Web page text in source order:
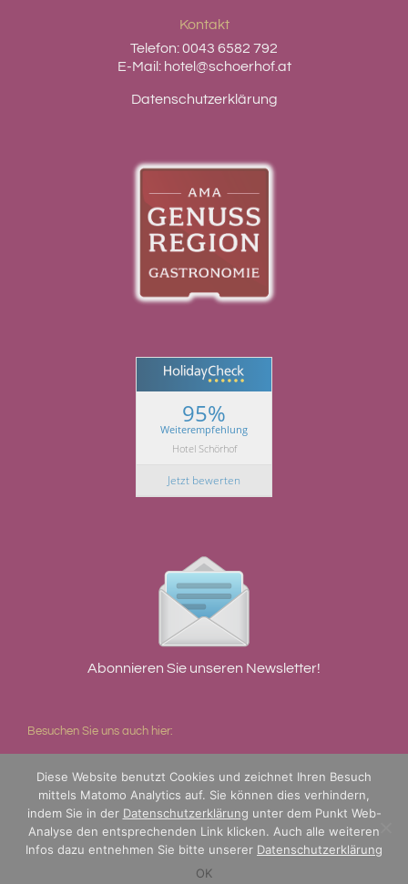
Kontakt
Telefon:0043 6582 792
E-Mail: hotel@schoerhof.at
Datenschutzerklärung
95%
Weiterempfehlung
Hotel Schörhof
Jetzt bewerten
Abonnieren Sie unseren Newsletter!
Besuchen Sie uns auch hier:
Diese Website benutzt Cookies und zeichnet Ihren Besuch
mittels Matomo Analytics auf. Sie können dies verhindern,
indem Sie in der Datenschutzerklärung unter dem Punkt Web-
Analyse den entsprechenden Link klicken. Auch alle weiteren
Infos dazu entnehmen Sie bitte unserer Datenschutzerklärung
OK